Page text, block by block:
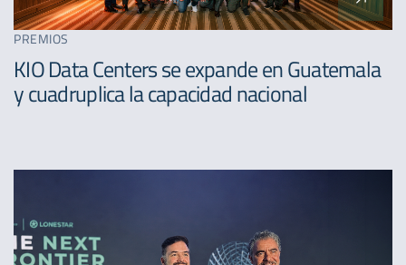
PREMIOS
KIO Data Centers se expande en Guatemala
y cuadruplica la capacidad nacional